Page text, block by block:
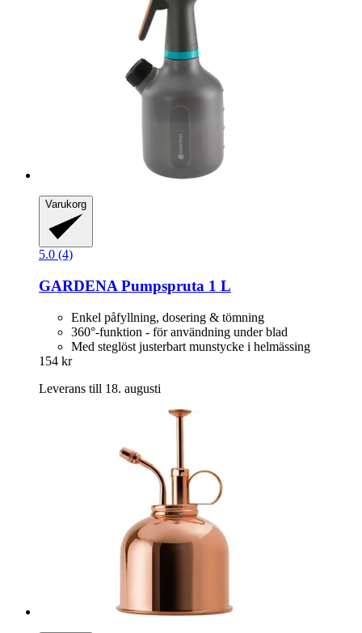
Varukorg
5.0 (4)
GARDENA Pumpspruta 1 L
Enkel påfyllning, dosering & tömning
360°-funktion - för användning under blad
Med steglöst justerbart munstycke i helmässing
154 kr
Leverans till 18. augusti